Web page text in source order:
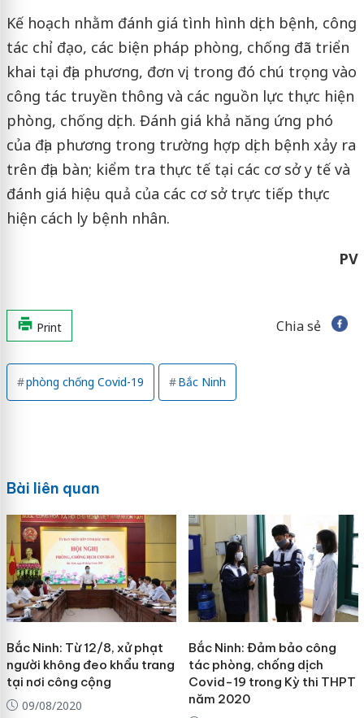
Kế hoạch nhằm đánh giá tình hình dịch bệnh, công
tác chỉ đạo, các biện pháp phòng, chống đã triển
khai tại địa phương, đơn vị, trong đó chú trọng vào
công tác truyền thông và các nguồn lực thực hiện
phòng, chống dịch. Đánh giá khả năng ứng phó
của địa phương trong trường hợp dịch bệnh xảy ra
trên địa bàn; kiểm tra thực tế tại các cơ sở y tế và
đánh giá hiệu quả của các cơ sở trực tiếp thực
hiện cách ly bệnh nhân.
PV
Print Chia sẻ
phòng chống Covid-19 Bắc Ninh
Bài liên quan
Bắc Ninh: Từ 12/8, xử phạt
người không đeo khẩu trang
tại nơi công cộng
09/08/2020
Bắc Ninh: Đảm bảo công
tác phòng, chống dịch
Covid-19 trong Kỳ thi THPT
năm 2020